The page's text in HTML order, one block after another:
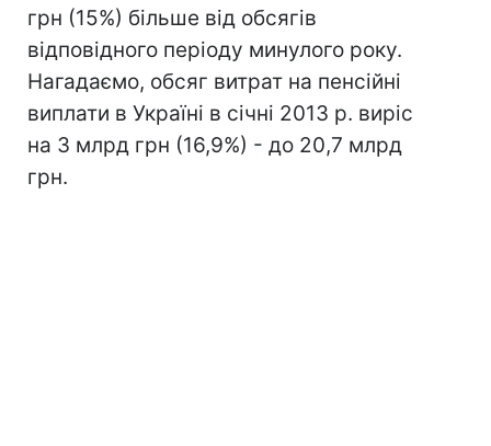
грн (15%) більше від обсягів
відповідного періоду минулого року.
Нагадаємо, обсяг витрат на пенсійні
виплати в Україні в січні 2013 р. виріс
на 3 млрд грн (16,9%) - до 20,7 млрд
грн.